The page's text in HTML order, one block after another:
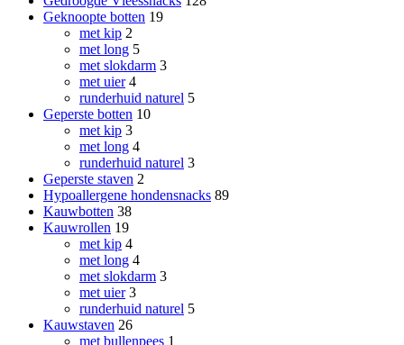
Geknoopte botten 19
met kip 2
met long 5
met slokdarm 3
met uier 4
runderhuid naturel 5
Geperste botten 10
met kip 3
met long 4
runderhuid naturel 3
Geperste staven 2
Hypoallergene hondensnacks 89
Kauwbotten 38
Kauwrollen 19
met kip 4
met long 4
met slokdarm 3
met uier 3
runderhuid naturel 5
Kauwstaven 26
met bullenpees 1